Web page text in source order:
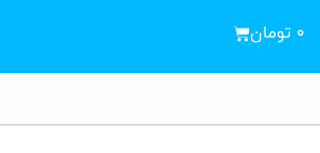
۰ تومان